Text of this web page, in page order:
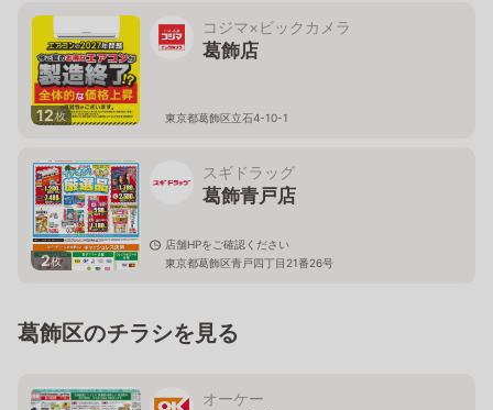
12枚
コジマ×ビックカメラ
葛飾店
東京都葛飾区立石4-10-1
2枚
スギドラッグ
葛飾青戸店
店舗HPをご確認ください
東京都葛飾区青戸四丁目21番26号
葛飾区のチラシを見る
オーケー